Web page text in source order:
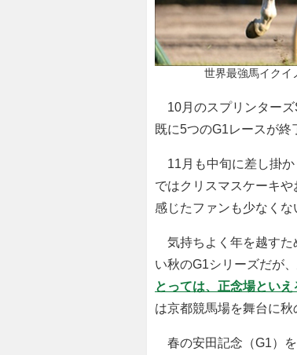
世界最強馬イクイ
10月のスプリンターズ
既に5つのG1レースが終
11月も中旬に差し掛か
ではクリスマスケーキ
感じたファンも少なくな
気持ちよく年を越すた
い秋のG1シリーズだが
とっては、正念場とい
は京都競馬場を舞台に秋
春の安田記念（G1）